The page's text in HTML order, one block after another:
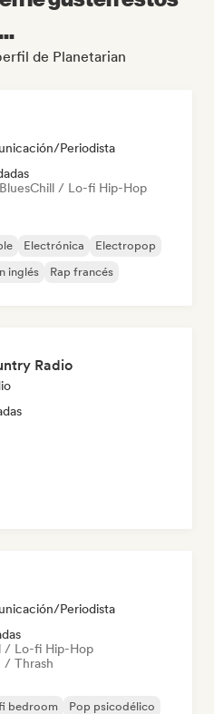
de Planetarian
Periodista
BluesChill / Lo-fi Hip-Hop
Electrónica
Electropop
inglés Rap francés
Radio
Periodista
/ Lo-fi Hip-Hop
/ Thrash
bedroom
Pop psicodélico